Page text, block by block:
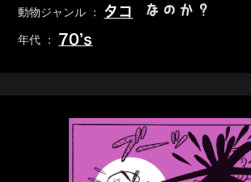
動物ジャンル ： タコ なのか？
年代 ： 70’s